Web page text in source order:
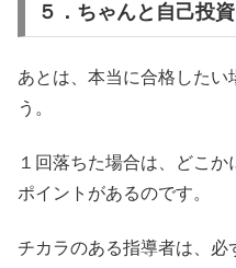
５．ちゃんと自己投
あとは、本当に合格したい
う。
１回落ちた場合は、どこ
ポイントがあるのです。
チカラのある指導者は、必